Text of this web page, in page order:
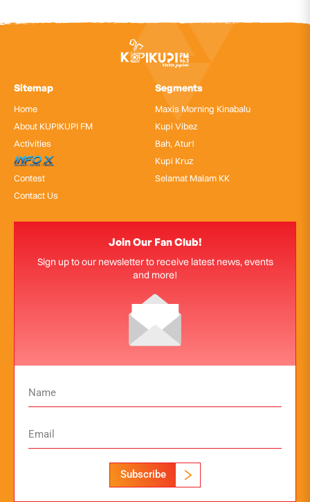
Sitemap
Home
About KUPIKUPI FM
Activities
InfoX
Contest
Contact Us
Segments
Maxis Morning Kinabalu
Kupi Vibez
Bah, Atur!
Kupi Kruz
Selamat Malam KK
Join Our Fan Club!
Sign up to our newsletter to receive latest news, events
and more!
Subscribe